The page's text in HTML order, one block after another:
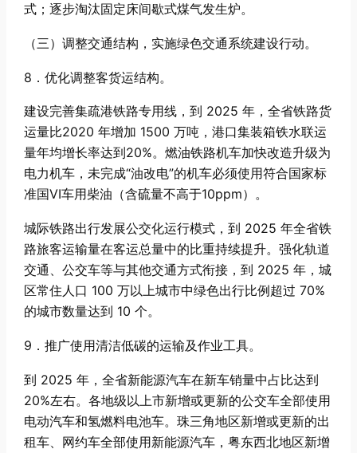
式；逐步淘汰固定床间歇式煤气发生炉。
（三）调整交通结构，实施绿色交通系统建设行动。
8．优化调整客货运结构。
建设完善集疏港铁路专用线，到 2025 年，全省铁路货
运量比2020 年增加 1500 万吨，港口集装箱铁水联运
量年均增长率达到20%。燃油铁路机车加快改造升级为
电力机车，未完成“油改电”的机车必须使用符合国家标
准国VI车用柴油（含硫量不高于10ppm）。
城际铁路出行发展公交化运行模式，到 2025 年全省铁
路旅客运输量在客运总量中的比重持续提升。强化轨道
交通、公交车等与其他交通方式衔接，到 2025 年，城
区常住人口 100 万以上城市中绿色出行比例超过 70%
的城市数量达到 10 个。
9．推广使用清洁低碳的运输及作业工具。
到 2025 年，全省新能源汽车在新车销量中占比达到
20%左右。各地级以上市新增或更新的公交车全部使用
电动汽车和氢燃料电池车。珠三角地区新增或更新的出
租车、网约车全部使用新能源汽车，粤东西北地区新增